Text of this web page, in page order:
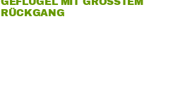
ÜCKGANG